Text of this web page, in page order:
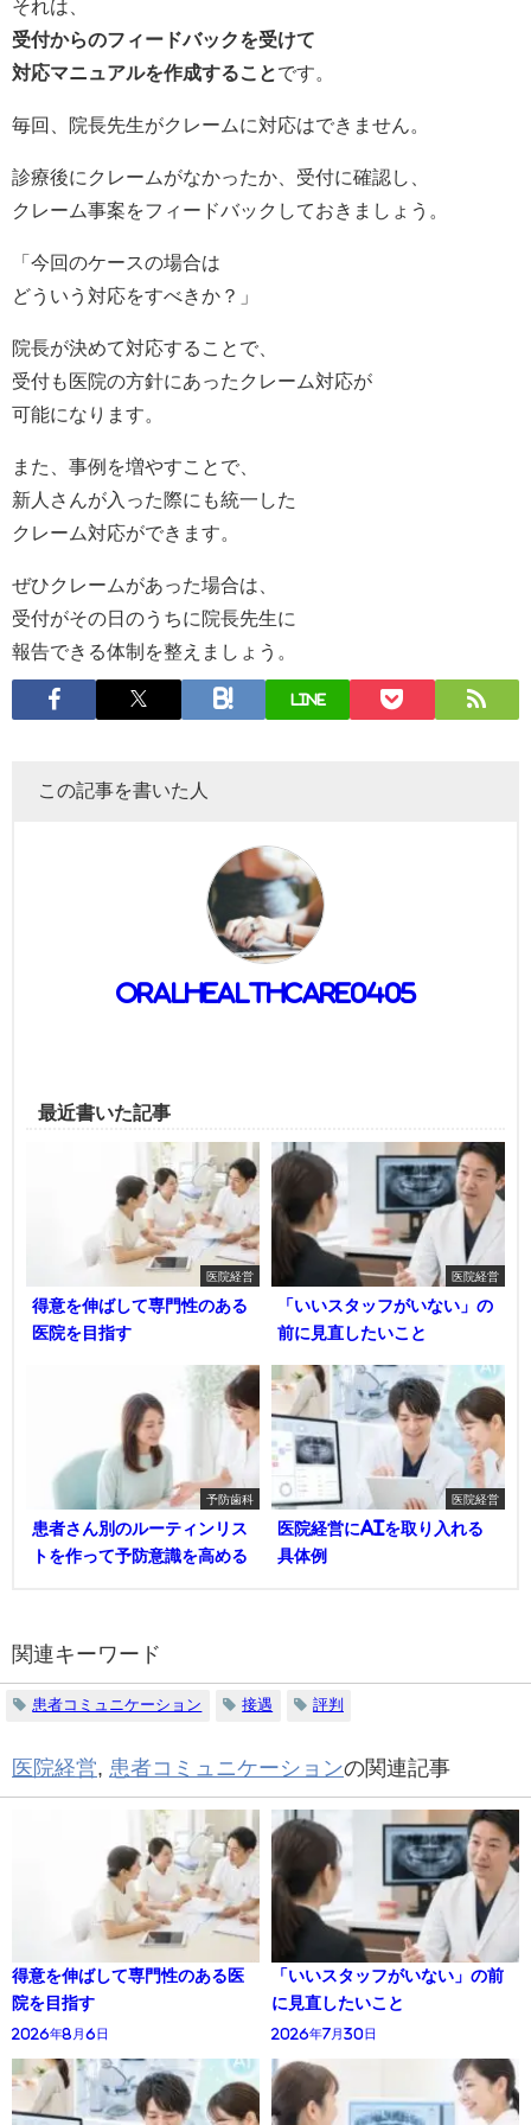
それは、
受付からのフィードバックを受けて
対応マニュアルを作成することです。
毎回、院長先生がクレームに対応はできません。
診療後にクレームがなかったか、受付に確認し、
クレーム事案をフィードバックしておきましょう。
「今回のケースの場合は
どういう対応をすべきか？」
院長が決めて対応することで、
受付も医院の方針にあったクレーム対応が
可能になります。
また、事例を増やすことで、
新人さんが入った際にも統一した
クレーム対応ができます。
ぜひクレームがあった場合は、
受付がその日のうちに院長先生に
報告できる体制を整えましょう。
LINE
この記事を書いた人
oralhealthcare0405
最近書いた記事
医院経営
得意を伸ばして専門性のある
医院を目指す
医院経営
「いいスタッフがいない」の
前に見直したいこと
予防歯科
患者さん別のルーティンリス
トを作って予防意識を高める
医院経営
医院経営にAIを取り入れる
具体例
関連キーワード
患者コミュニケーション 接遇 評判
医院経営, 患者コミュニケーションの関連記事
得意を伸ばして専門性のある医
院を目指す
2026年8月6日
「いいスタッフがいない」の前
に見直したいこと
2026年7月30日